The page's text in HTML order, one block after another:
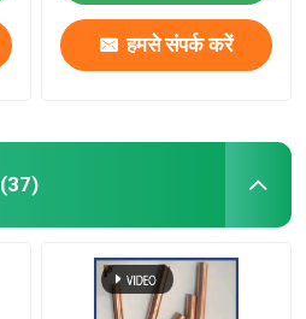
हमसे संपर्क करें
(37)